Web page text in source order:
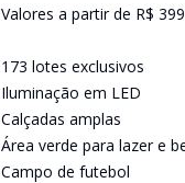
Valores a partir de R$
173 lotes exclusivos
Iluminação em LED
Calçadas amplas
Área verde para lazer e
Campo de futebol